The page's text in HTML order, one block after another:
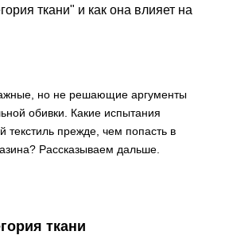
но не решающие аргументы
обивки. Какие испытания
текстиль прежде, чем попасть в
Рассказываем дальше.
ткани